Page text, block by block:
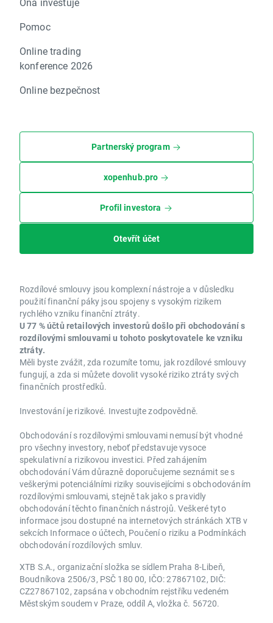
Pomoc
Online trading
konference 2026
Online bezpečnost
Partnerský program
xopenhub.pro
Profil investora
Otevřít účet
Rozdílové smlouvy jsou komplexní nástroje a v důsledku
použití finanční páky jsou spojeny s vysokým rizikem
rychlého vzniku finanční ztráty.
U 77 % účtů retailových investorů došlo při obchodování s
rozdílovými smlouvami u tohoto poskytovatele ke vzniku
ztráty.
Měli byste zvážit, zda rozumíte tomu, jak rozdílové smlouvy
fungují, a zda si můžete dovolit vysoké riziko ztráty svých
finančních prostředků.
Investování je rizikové. Investujte zodpovědně.
Obchodování s rozdílovými smlouvami nemusí být vhodné
pro všechny investory, neboť představuje vysoce
spekulativní a rizikovou investici. Před zahájením
obchodování Vám důrazně doporučujeme seznámit se s
veškerými potenciálními riziky souvisejícími s obchodováním
rozdílovými smlouvami, stejně tak jako s pravidly
obchodování těchto finančních nástrojů. Veškeré tyto
informace jsou dostupné na internetových stránkách XTB v
sekcích Informace o účtech, Poučení o riziku a Podmínkách
obchodování rozdílových smluv.
XTB S.A., organizační složka se sídlem Praha 8-Libeň,
Boudníkova 2506/3, PSČ 180 00, IČO: 27867102, DIČ:
CZ27867102, zapsána v obchodním rejstříku vedeném
Městským soudem v Praze, oddíl A, vložka č. 56720.